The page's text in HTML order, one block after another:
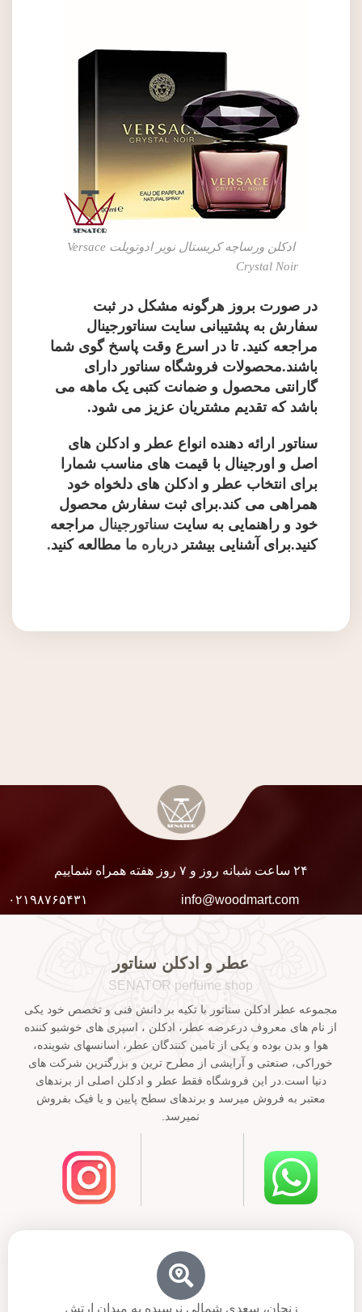
ادکلن ورساچه کریستال نویر ادوتویلت Versace
Crystal Noir
در صورت بروز هرگونه مشکل در ثبت
سفارش به پشتیبانی سایت سناتورجینال
مراجعه کنید. تا در اسرع وقت پاسخ گوی شما
باشند.محصولات فروشگاه سناتور دارای
گارانتی محصول و ضمانت کتبی یک ماهه می
باشد که تقدیم مشتریان عزیز می شود.
سناتور ارائه دهنده انواع عطر و ادکلن های
اصل و اورجینال با قیمت های مناسب شمارا
برای انتخاب عطر و ادکلن های دلخواه خود
همراهی می کند.برای ثبت سفارش محصول
خود و راهنمایی به سایت سناتورجینال مراجعه
کنید.برای آشنایی بیشتر درباره ما مطالعه کنید.
۲۴ ساعت شبانه روز و ۷ روز هفته همراه شماییم
info@woodmart.com ۰۲۱۹۸۷۶۵۴۳۱
عطر و ادکلن سناتور
SENATOR perfume shop
مجموعه عطر ادکلن سناتور با تکیه بر دانش فنی و تخصص خود یکی
از نام های معروف درعرضه عطر، ادکلن ، اسپری های خوشبو کننده
هوا و بدن بوده و یکی از تامین کنندگان عطر، اسانسهای شوینده،
خوراکی، صنعتی و آرایشی از مطرح ترین و بزرگترین شرکت های
دنیا است.در این فروشگاه فقط عطر و ادکلن اصلی از برندهای
معتبر به فروش میرسد و برندهای سطح پایین و یا فیک بفروش
نمیرسد.
زنجان، سعدی شمالی نرسیده به میدان ارتش